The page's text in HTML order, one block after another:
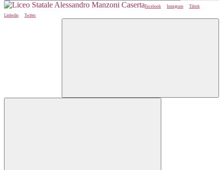
Facebook Instagram
Tiktok
Linkedin
Twitter